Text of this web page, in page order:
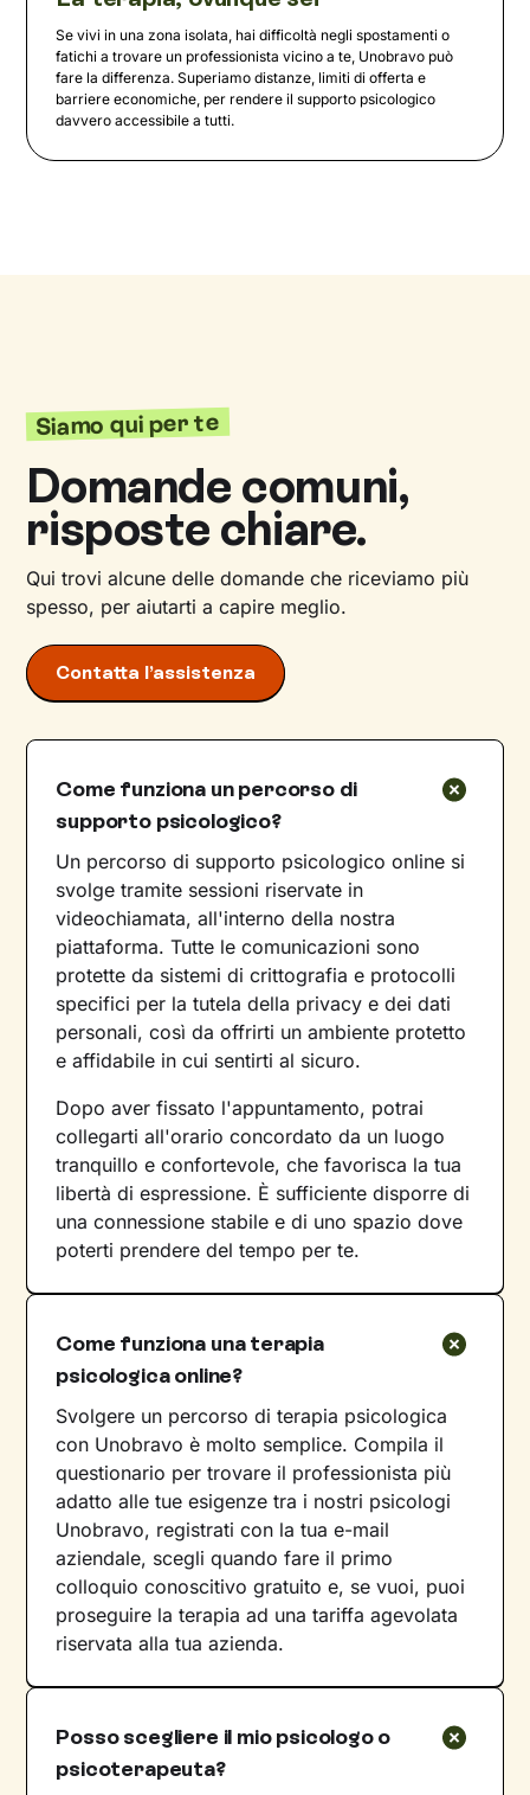
Se vivi in una zona isolata, hai difficoltà negli spostamenti o
fatichi a trovare un professionista vicino a te, Unobravo può
fare la differenza. Superiamo distanze, limiti di offerta e
barriere economiche, per rendere il supporto psicologico
davvero accessibile a tutti.
Siamo qui per te
Domande comuni,
risposte chiare.
Qui trovi alcune delle domande che riceviamo più
spesso, per aiutarti a capire meglio.
Contatta l’assistenza
Come funziona un percorso di
supporto psicologico?
Un percorso di supporto psicologico online si
svolge tramite sessioni riservate in
videochiamata, all'interno della nostra
piattaforma. Tutte le comunicazioni sono
protette da sistemi di crittografia e protocolli
specifici per la tutela della privacy e dei dati
personali, così da offrirti un ambiente protetto
e affidabile in cui sentirti al sicuro.
Dopo aver fissato l'appuntamento, potrai
collegarti all'orario concordato da un luogo
tranquillo e confortevole, che favorisca la tua
libertà di espressione. È sufficiente disporre di
una connessione stabile e di uno spazio dove
poterti prendere del tempo per te.
Come funziona una terapia
psicologica online?
Svolgere un percorso di terapia psicologica
con Unobravo è molto semplice. Compila il
questionario per trovare il professionista più
adatto alle tue esigenze tra i nostri psicologi
Unobravo, registrati con la tua e-mail
aziendale, scegli quando fare il primo
colloquio conoscitivo gratuito e, se vuoi, puoi
proseguire la terapia ad una tariffa agevolata
riservata alla tua azienda.
Posso scegliere il mio psicologo o
psicoterapeuta?